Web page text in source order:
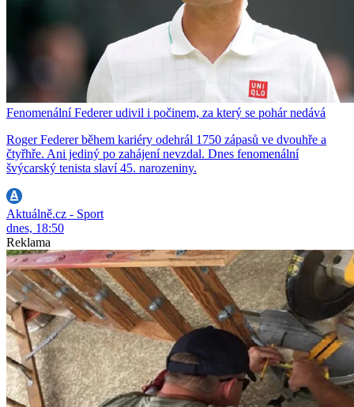
Fenomenální Federer udivil i počinem, za který se pohár nedává
Roger Federer během kariéry odehrál 1750 zápasů ve dvouhře a
čtyřhře. Ani jediný po zahájení nevzdal. Dnes fenomenální
švýcarský tenista slaví 45. narozeniny.
Aktuálně.cz - Sport
dnes, 18:50
Reklama